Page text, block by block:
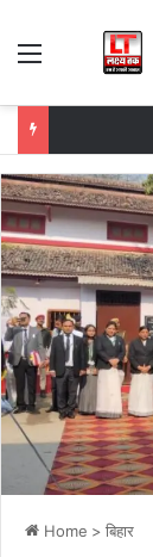
Menu
Home > बिहार